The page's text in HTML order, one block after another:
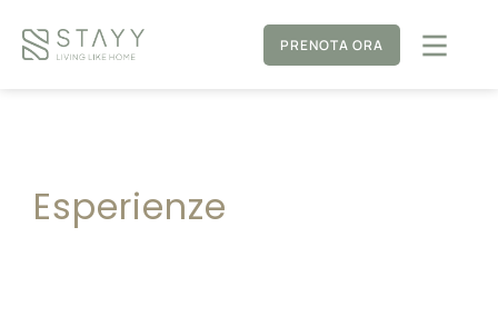
PRENOTA ORA
Esperienze